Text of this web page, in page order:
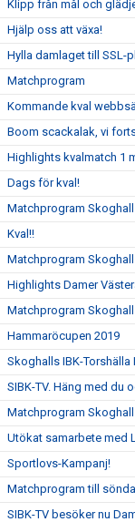
Klipp från mål och
Hjälp oss att växa!
Hylla damlaget till SSL-
Matchprogram
Kommande kval
Boom scackalak, vi
Highlights kvalmatch 1
Dags för kval!
Matchprogram
Kval!!
Matchprogram
Highlights Damer
Matchprogram
Hammaröcupen 2019
Skoghalls IBK-Torshälla
SIBK-TV. Häng med du
Matchprogram
Utökat samarbete med
Sportlovs-Kampanj!
Matchprogram till
SIBK-TV besöker nu